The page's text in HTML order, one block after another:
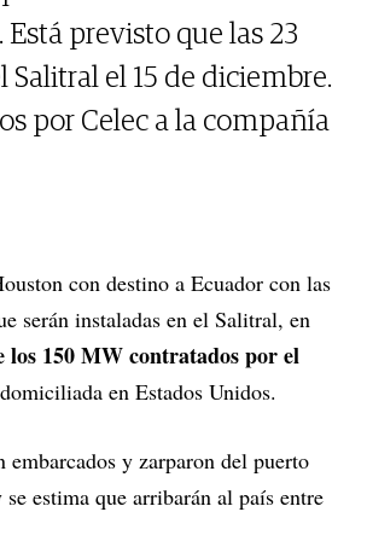
previsto que las 23
el 15 de diciembre.
por Celec a la compañía
con destino a Ecuador con las
serán instaladas en el Salitral, en
150 MW contratados por el
en Estados Unidos.
y zarparon del puerto
estima que arribarán al país entre